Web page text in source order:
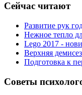
Сейчас читают
Развитие рук
Нежное тепло
Lego 2017 -
Верхняя
Подготовка к
Советы